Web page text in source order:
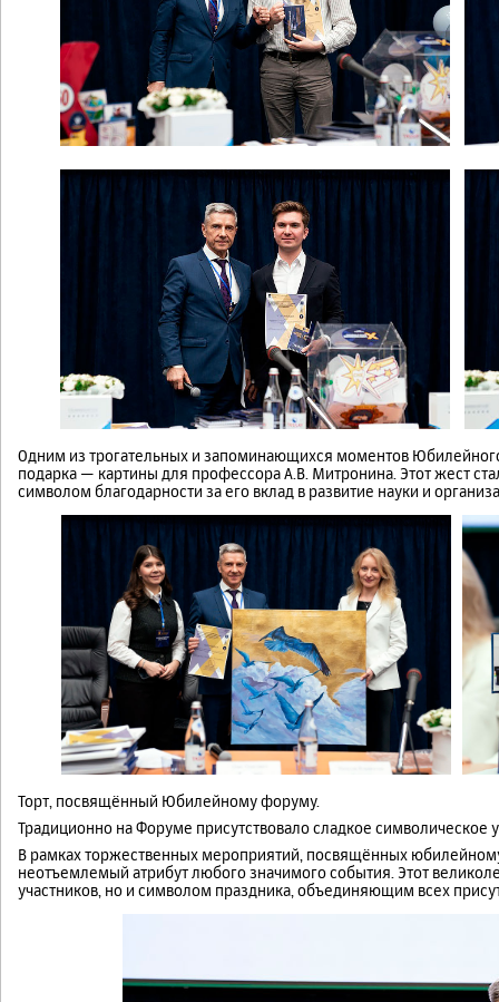
Одним из трогательных и запоминающихся моментов
подарка — картины для профессора А.В. Митронина. Этот жест
символом благодарности за его вклад в развитие науки и
Торт, посвящённый Юбилейному форуму.
Традиционно на Форуме присутствовало сладкое символическое
В рамках торжественных мероприятий, посвящённых
неотъемлемый атрибут любого значимого события. Этот
участников, но и символом праздника, объединяющим всех